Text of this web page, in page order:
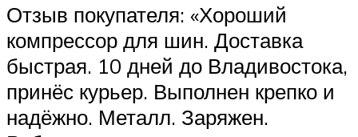
Отзыв покупателя: «Хороший
компрессор для шин. Доставка
быстрая. 10 дней до Владивостока,
принёс курьер. Выполнен крепко и
надёжно. Металл. Заряжен.